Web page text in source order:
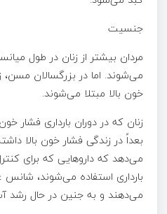
جنسیت
مردان بیشتر از زنان در طول
می‌شوند. اما در بزرگسالان مسن،
خون بالا مبتلا می‌شوند.
زنان که در دوران بارداری فشار
بعداً در زندگی فشار خون بالا
می‌دهد که داروهایی که برای
بارداری استفاده می‌شوند، شانس
می‌دهند و به جنین در حال رشد